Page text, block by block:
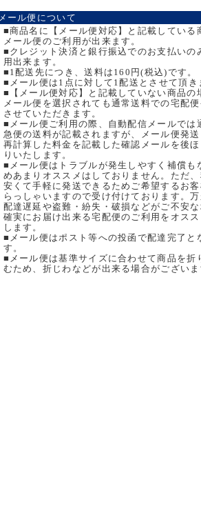
メール便について
■商品名に【メール便対応】と記載している
メール便のご利用が出来ます。
■クレジット決済と銀行振込でのお支払いの
用出来ます。
■1配送先につき、送料は160円(税込)です。
■メール便は1点に対して1配送とさせて頂き
■【メール便対応】と記載していない商品の
メール便を選択されても通常送料での宅配便
させていただきます。
■メール便ご利用の際、自動配信メールでは
急便の送料が記載されますが、メール便発送
再計算した料金を記載した確認メールを後ほ
りいたします。
■メール便はトラブルが発生しやすく補償も
めあまりオススメはしておりません。ただ、
安くて手軽に発送できるためご希望するお
らっしゃいますので受け付けております。
配達遅延や盗難・紛失・破損などがご不安な
確実にお届け出来る宅配便のご利用をオスス
します。
■メール便はポスト等への投函で配達完了と
す。
■メール便は基準サイズに合わせて商品を折
むため、折じわなどが出来る場合がございま